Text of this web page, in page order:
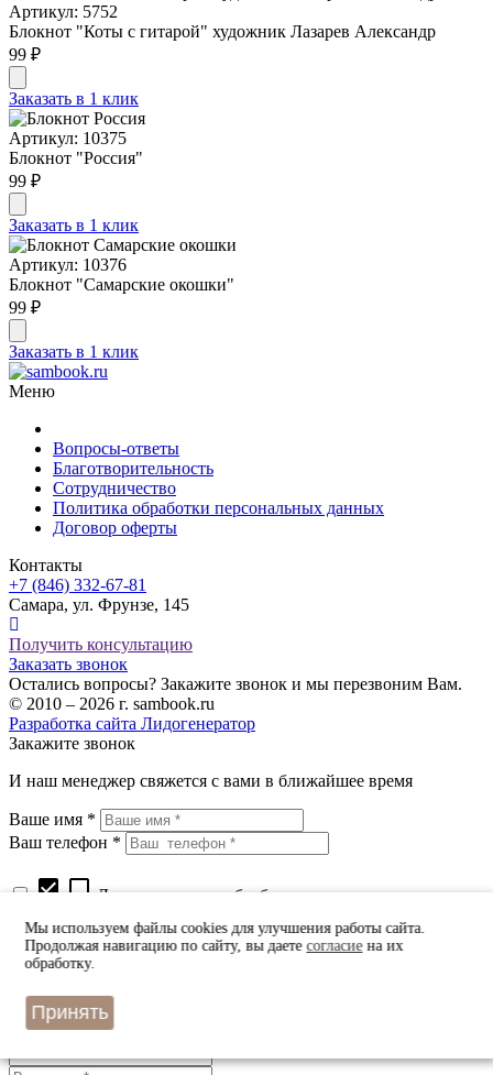
Артикул: 5752
Блокнот "Коты с гитарой" художник Лазарев Александр
99 ₽
Заказать в 1 клик
Артикул: 10375
Блокнот "Россия"
99 ₽
Заказать в 1 клик
Артикул: 10376
Блокнот "Самарские окошки"
99 ₽
Заказать в 1 клик
Меню
Вопросы-ответы
Благотворительность
Сотрудничество
Политика обработки персональных данных
Договор оферты
Контакты
+7 (846) 332-67-81
Самара, ул. Фрунзе, 145
Получить консультацию
Заказать звонок
Остались вопросы? Закажите звонок и мы перезвоним Вам.
© 2010 – 2026 г. sambook.ru
Разработка сайта Лидогенератор
Закажите звонок
И наш менеджер свяжется с вами в ближайшее время
Ваше имя *
Ваш телефон *
check_box check_box_outline_blank Даю согласие на обработку персональных данных
Быстрый заказ
Оставьте Ваш номер телефона
и наш оператор примет заказ в ближайшее время
Мы используем файлы cookies для улучшения работы сайта.
Продолжая навигацию по сайту, вы даетесогласиена их
обработку.
Принять